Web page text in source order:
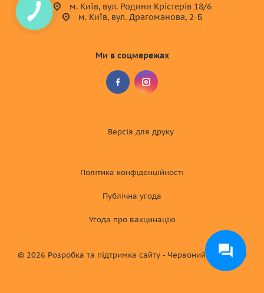
м. Київ, вул. Родини Крістерів 18/6
м. Київ, вул. Драгоманова, 2-Б
Ми в соцмережах
Версія для друку
Політика конфіденційності
Публічна угода
Угода про вакцинацію
© 2026 Розробка та підтримка сайту - Червоний хамелеон